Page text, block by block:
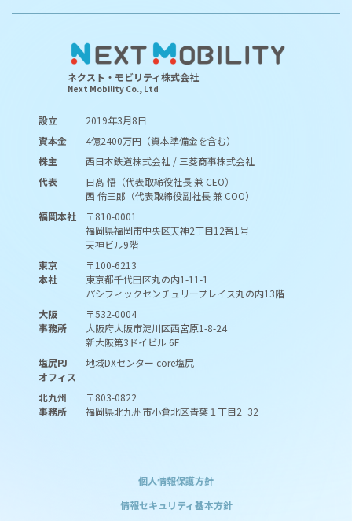
ネクスト・モビリティ株式会社
Next Mobility Co., Ltd
設立
2019年3月8日
資本金
4億2400万円（資本準備金を含む）
株主
西日本鉄道株式会社 / 三菱商事株式会社
代表
日髙 悟（代表取締役社長 兼 CEO）
西 倫三郎（代表取締役副社長 兼 COO）
福岡本社
〒810-0001
福岡県福岡市中央区天神2丁目12番1号
天神ビル9階
東京
本社
〒100-6213
東京都千代田区丸の内1-11-1
パシフィックセンチュリープレイス丸の内13階
大阪
事務所
〒532-0004
大阪府大阪市淀川区西宮原1-8-24
新大阪第3ドイビル 6F
塩尻PJ
オフィス
地域DXセンター core塩尻
北九州
事務所
〒803-0822
福岡県北九州市小倉北区青葉１丁目2−32
個人情報保護方針
情報セキュリティ基本方針